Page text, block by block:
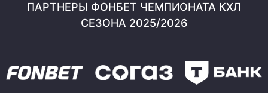
ПАРТНЕРЫ ФОНБЕТ ЧЕМПИОНАТА КХЛ
СЕЗОНА 2025/2026